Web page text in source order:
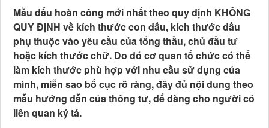
Mẫu dấu hoàn công mới nhất theo quy định KHÔNG
QUY ĐỊNH về kích thước con dấu, kích thước dấu
phụ thuộc vào yêu cầu của tổng thầu, chủ đầu tư
hoặc kích thước chữ. Do đó cơ quan tổ chức có thể
làm kích thước phù hợp với nhu cầu sử dụng của
mình, miễn sao bố cục rõ ràng, đầy đủ nội dung theo
mẫu hướng dẫn của thông tư, dể dàng cho người có
liên quan ký tá.